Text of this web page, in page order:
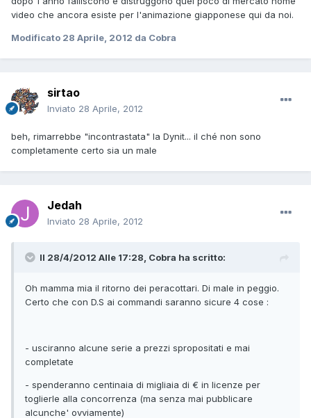
video che ancora esiste per l'animazione giapponese qui da noi.
Modificato 28 Aprile, 2012 da Cobra
sirtao
Inviato 28 Aprile, 2012
beh, rimarrebbe "incontrastata" la Dynit... il ché non sono
completamente certo sia un male
Jedah
Inviato 28 Aprile, 2012
Il 28/4/2012 Alle 17:28, Cobra ha scritto:
Oh mamma mia il ritorno dei peracottari. Di male in peggio.
Certo che con D.S ai commandi saranno sicure 4 cose :
- usciranno alcune serie a prezzi spropositati e mai
completate
- spenderanno centinaia di migliaia di € in licenze per
toglierle alla concorrenza (ma senza mai pubblicare
alcunche' ovviamente)